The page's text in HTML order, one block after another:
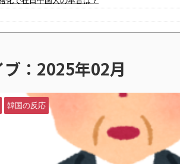
と…「！？」衝撃の光景が・・・
がUEFA側は強硬姿勢を崩さず……
に警察が〇刑にした！」 → 元警官のマジレス
けど！」なんでいい年したヒキニートを引き取ら
・」→「」
いた模様…（ﾌﾞﾙﾌﾞﾙ」＝韓国の反応
まで疑われる…（ﾌﾞﾙﾌﾞﾙ」＝韓国の反応
：2025年02月
韓国の反応